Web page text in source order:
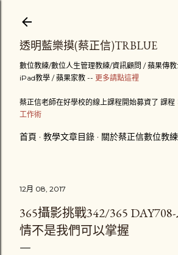
透明藍樂摸(蔡正信)TRBLUE
數位教練/數位人生管理教練/資訊顧問 / 蘋果傳
iPad教學 / 蘋果家教 -- 更多請點這裡
蔡正信老師在好學校的線上課程開始募資了 課程
工作術
首頁 教學文章目錄 關於蔡正信數位教練
12月 08, 2017
365攝影挑戰342/365
情不是我們可以掌握